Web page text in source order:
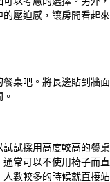
壓迫感，讓房間看起來
桌吧。將長邊貼到牆面
試採用高度較高的餐桌
常可以不使用椅子而直
數較多的時候就直接站